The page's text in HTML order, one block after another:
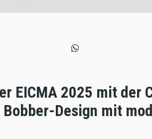
EICMA 2025 mit der
Design mit